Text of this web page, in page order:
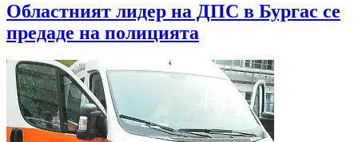
Областният лидер на ДПС в Бургас се
предаде на полицията